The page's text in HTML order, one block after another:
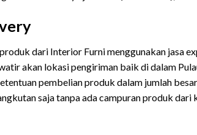
dari Interior Furni menggunakan jasa
akan lokasi pengiriman baik di dalam
pembelian produk dalam jumlah
saja tanpa ada campuran produk